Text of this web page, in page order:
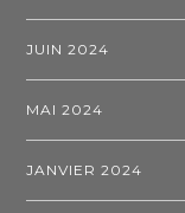
JUIN 2024
MAI 2024
JANVIER 2024